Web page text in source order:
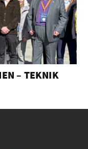
– TEKNIK